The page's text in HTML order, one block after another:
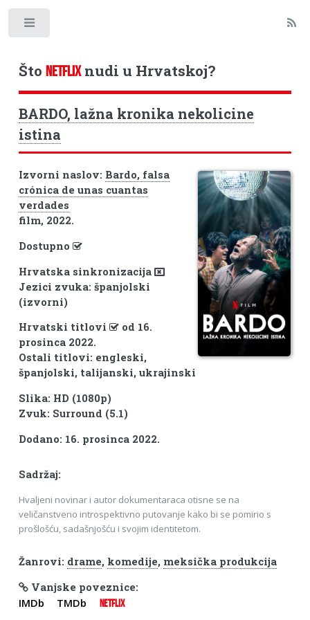
Što NETFLIXnudi u Hrvatskoj?
BARDO, lažna kronika nekolicine
istina
Izvorni naslov: Bardo, falsa
crónica de unas cuantas
verdades
film, 2022.
Dostupno
Hrvatska sinkronizacija
Jezici zvuka: španjolski
(izvorni)
Hrvatski titlovi
od 16.
prosinca 2022.
Ostali titlovi: engleski,
španjolski, talijanski, ukrajinski
Slika: HD (1080p)
Zvuk: Surround (5.1)
Dodano: 16. prosinca 2022.
Sadržaj:
Hvaljeni novinar i autor dokumentaraca otisne se na
veličanstveno introspektivno putovanje kako bi se pomirio s
prošlošću, sadašnjošću i svojim identitetom.
Žanrovi: drame, komedije, meksička produkcija
Vanjske poveznice:
IMDb TMDb NETFLIX